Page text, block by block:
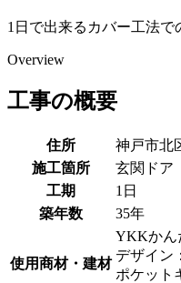
1日で出来るカバー工法で
Overview
工事の概要
住所
神戸市北
施工箇所
玄関ドア
工期
1日
築年数
35年
使用商材・建材
YKKか
デザイン
ポケット